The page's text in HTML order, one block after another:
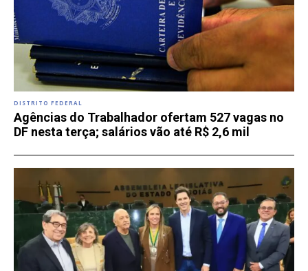
DISTRITO FEDERAL
Agências do Trabalhador ofertam 527 vagas no
DF nesta terça; salários vão até R$ 2,6 mil